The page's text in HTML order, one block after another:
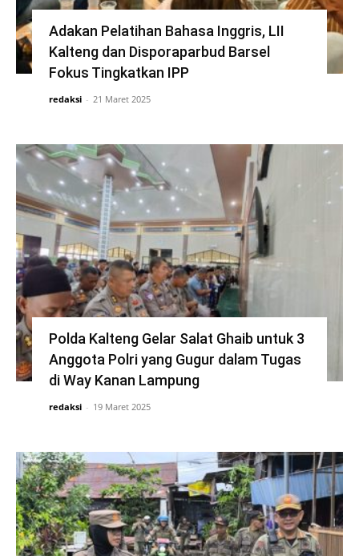
Adakan Pelatihan Bahasa Inggris, LII
Kalteng dan Disporaparbud Barsel
Fokus Tingkatkan IPP
redaksi - 21 Maret 2025
Polda Kalteng Gelar Salat Ghaib untuk 3
Anggota Polri yang Gugur dalam Tugas
di Way Kanan Lampung
redaksi - 19 Maret 2025